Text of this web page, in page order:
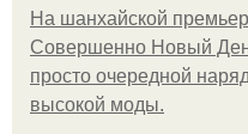
На шанхайской
Совершенно Новый
просто очередной
высокой моды.